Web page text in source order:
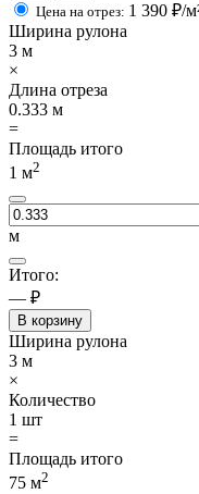
Цена на отрез: 1 390 ₽/
Ширина рулона
3 м
×
Длина отреза
0.333 м
=
Площадь итого
1 м2
м
Итого:
— ₽
В корзину
Ширина рулона
3 м
×
Количество
1 шт
=
Площадь итого
75 м2